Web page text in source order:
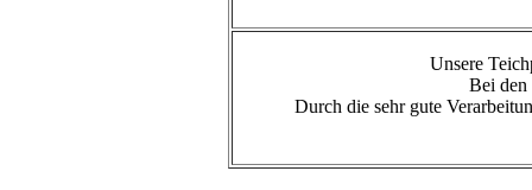
Unsere
Bei den
Durch die sehr gute